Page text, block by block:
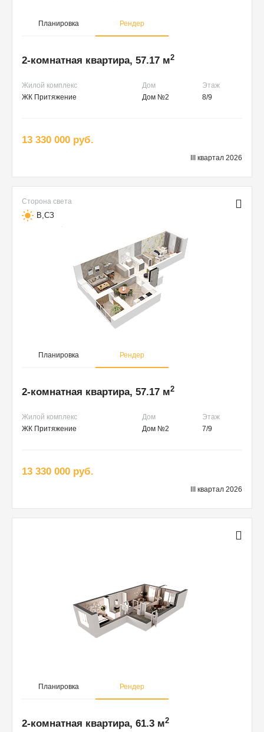
Планировка Рендер
2-комнатная квартира, 57.17 м2
Жилой комплекс Дом
Этаж
ЖК Притяжение
Дом №2 8/9
13 330 000 руб.
III квартал 2026
Сторона света
В,СЗ
Планировка Рендер
2-комнатная квартира, 57.17 м2
Жилой комплекс Дом
Этаж
ЖК Притяжение
Дом №2 7/9
13 330 000 руб.
III квартал 2026
Планировка Рендер
2-комнатная квартира, 61.3 м2